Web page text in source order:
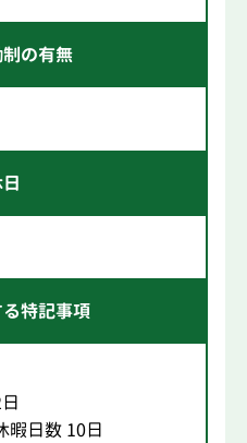
の有無
特記事項
暇日数 10日